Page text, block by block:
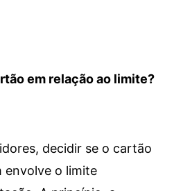
em relação ao limite?
decidir se o cartão
envolve o limite